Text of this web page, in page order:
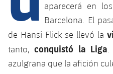
plusicon
más
Instalaciones
SUB13
SUB11 A
SUB13 B
SUB12 C
Entradas
Gameday Shows
Base
Barça Atlètic
Junior
Campus Verano
PLUSICON
MÁS
Primer Equipo
plusicon
más
aparecerá en
Barcelona. El
de Hansi Flick se llevó la
tanto,conquistó la Liga
azulgrana que la afición